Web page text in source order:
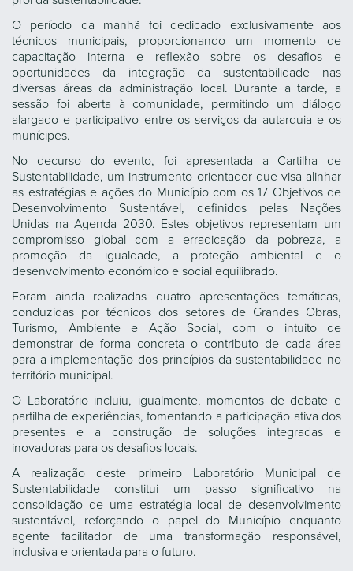
O período da manhã foi dedicado exclusivamente aos
técnicos municipais, proporcionando um momento de
capacitação interna e reflexão sobre os desafios e
oportunidades da integração da sustentabilidade nas
diversas áreas da administração local. Durante a tarde, a
sessão foi aberta à comunidade, permitindo um diálogo
alargado e participativo entre os serviços da autarquia e os
munícipes.
No decurso do evento, foi apresentada a Cartilha de
Sustentabilidade, um instrumento orientador que visa alinhar
as estratégias e ações do Município com os 17 Objetivos de
Desenvolvimento Sustentável, definidos pelas Nações
Unidas na Agenda 2030. Estes objetivos representam um
compromisso global com a erradicação da pobreza, a
promoção da igualdade, a proteção ambiental e o
desenvolvimento económico e social equilibrado.
Foram ainda realizadas quatro apresentações temáticas,
conduzidas por técnicos dos setores de Grandes Obras,
Turismo, Ambiente e Ação Social, com o intuito de
demonstrar de forma concreta o contributo de cada área
para a implementação dos princípios da sustentabilidade no
território municipal.
O Laboratório incluiu, igualmente, momentos de debate e
partilha de experiências, fomentando a participação ativa dos
presentes e a construção de soluções integradas e
inovadoras para os desafios locais.
A realização deste primeiro Laboratório Municipal de
Sustentabilidade constitui um passo significativo na
consolidação de uma estratégia local de desenvolvimento
sustentável, reforçando o papel do Município enquanto
agente facilitador de uma transformação responsável,
inclusiva e orientada para o futuro.